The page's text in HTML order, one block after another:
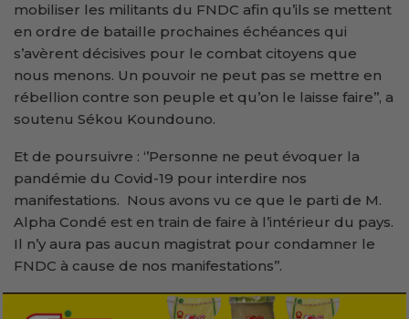
mobiliser les militants du FNDC afin qu’ils se mettent
en ordre de bataille prochaines échéances qui
s’avèrent décisives pour le combat citoyens que
nous menons. Un pouvoir ne peut pas se mettre en
rébellion contre son peuple et qu’on le laisse faire’’, a
soutenu Sékou Koundouno.
Et de poursuivre : ‘’Personne ne peut évoquer la
pandémie du Covid-19 pour interdire nos
manifestations. Nous avons vu ce que le parti de M.
Alpha Condé est en train de faire à l’intérieur du pays.
Il n’y aura pas aucun magistrat pour condamner le
FNDC à cause de nos manifestations’’.